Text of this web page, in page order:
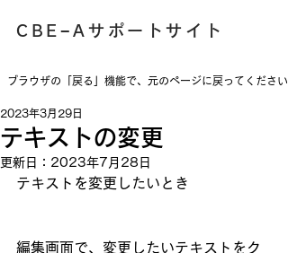
​CBE−Aサポートサイト
​ブラウザの「戻る」機能で、元のページに戻ってください
テキストの変更
2023年3月29日
更新日： 2023年7月28日
テキストを変更したいとき
編集画面で、変更したいテキストをク